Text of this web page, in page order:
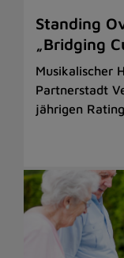
Standing
„Bridging
Musikalischer
Partnerstadt
jährigen